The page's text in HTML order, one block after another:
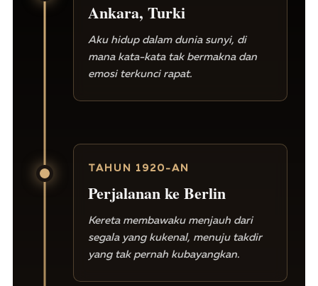
Ankara, Turki
Aku hidup dalam dunia sunyi, di
mana kata-kata tak bermakna dan
emosi terkunci rapat.
TAHUN 1920-AN
Perjalanan ke Berlin
Kereta membawaku menjauh dari
segala yang kukenal, menuju takdir
yang tak pernah kubayangkan.